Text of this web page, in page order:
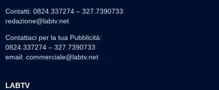
Contatti: 0824.337274 – 327.7390733
redazione@labtv.net
Contattaci per la tua Pubblicità:
0824.337274 – 327.7390733
email: commerciale@labtv.net
LABTV